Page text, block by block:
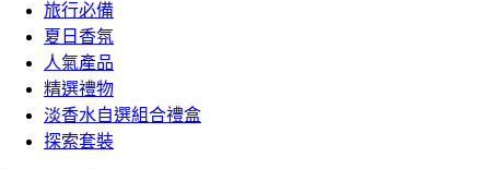
旅行必備
夏日香氛
人氣產品
精選禮物
淡香水自選組合禮盒
探索套裝